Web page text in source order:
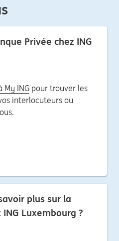
Privée chez ING
My ING pour trouver les
interlocuteurs ou
plus sur la
Luxembourg ?